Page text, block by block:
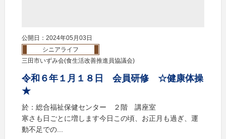
公開日：2024年05月03日
シニアライフ
三田市いずみ会(食生活改善推進員協議会)
令和６年１月１８日 会員研修 ☆健康体操
★
於：総合福祉保健センター ２階 講座室
寒さも日ごとに増します今日この頃、お正月も過ぎ、運
動不足での...